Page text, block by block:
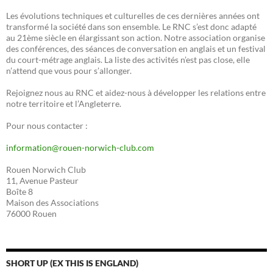
Les évolutions techniques et culturelles de ces dernières années ont
transformé la société dans son ensemble. Le RNC s’est donc adapté
au 21ème siècle en élargissant son action. Notre association organise
des conférences, des séances de conversation en anglais et un festival
du court-métrage anglais. La liste des activités n’est pas close, elle
n’attend que vous pour s’allonger.
Rejoignez nous au RNC et aidez-nous à développer les relations entre
notre territoire et l’Angleterre.
Pour nous contacter :
information@rouen-norwich-club.com
Rouen Norwich Club
11, Avenue Pasteur
Boîte 8
Maison des Associations
76000 Rouen
SHORT UP (EX THIS IS ENGLAND)